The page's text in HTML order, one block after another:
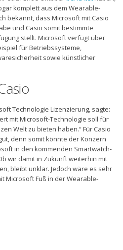
komplett aus dem Wearable-
bekannt, dass Microsoft mit Casio
und Casio somit bestimmte
stellt. Microsoft verfügt über
für Betriebssysteme,
sowie künstlicher
Technologie Lizenzierung, sagte:
mit Microsoft-Technologie soll für
Welt zu bieten haben.“ Für Casio
denn somit könnte der Konzern
in den kommenden Smartwatch-
wir damit in Zukunft weiterhin mit
bleibt unklar. Jedoch wäre es sehr
Microsoft Fuß in der Wearable-